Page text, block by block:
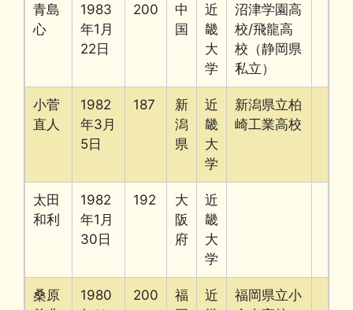
青島
心
1983
年1月
22日
200
中
国
近
畿
大
学
沼津学園高
校/飛龍高
校（静岡県
私立）
小菅
直人
1982
年3月
5日
187
新
潟
県
近
畿
大
学
新潟県立柏
崎工業高校
太田
和利
1982
年1月
30日
192
大
阪
府
近
畿
大
学
桑原
1980
200
福
近
福岡県立小